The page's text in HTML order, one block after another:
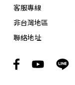
客服專線
非台灣地區
聯絡地址